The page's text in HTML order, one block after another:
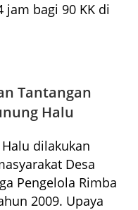
bagi 90 KK di
Tantangan
Halu
dilakukan
Desa
Pengelola Rimba
2009. Upaya